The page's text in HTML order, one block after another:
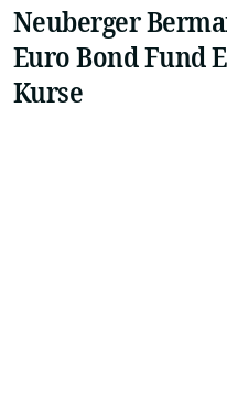
Neuberger
Euro Bond Fund
Kurse